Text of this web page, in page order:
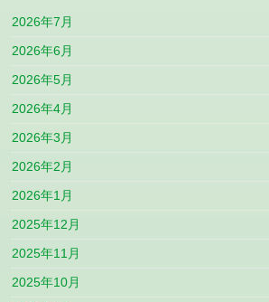
2026年7月
2026年6月
2026年5月
2026年4月
2026年3月
2026年2月
2026年1月
2025年12月
2025年11月
2025年10月